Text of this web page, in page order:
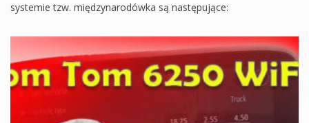
systemie tzw. międzynarodówka są następujące: